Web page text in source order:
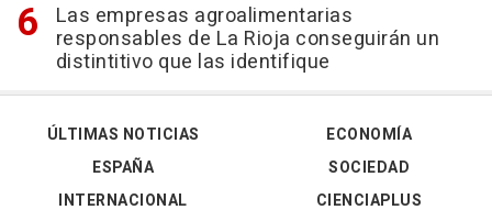
Las empresas agroalimentarias
responsables de La Rioja conseguirán un
distintitivo que las identifique
ÚLTIMAS NOTICIAS
ESPAÑA
INTERNACIONAL
ECONOMÍA
SOCIEDAD
CIENCIAPLUS